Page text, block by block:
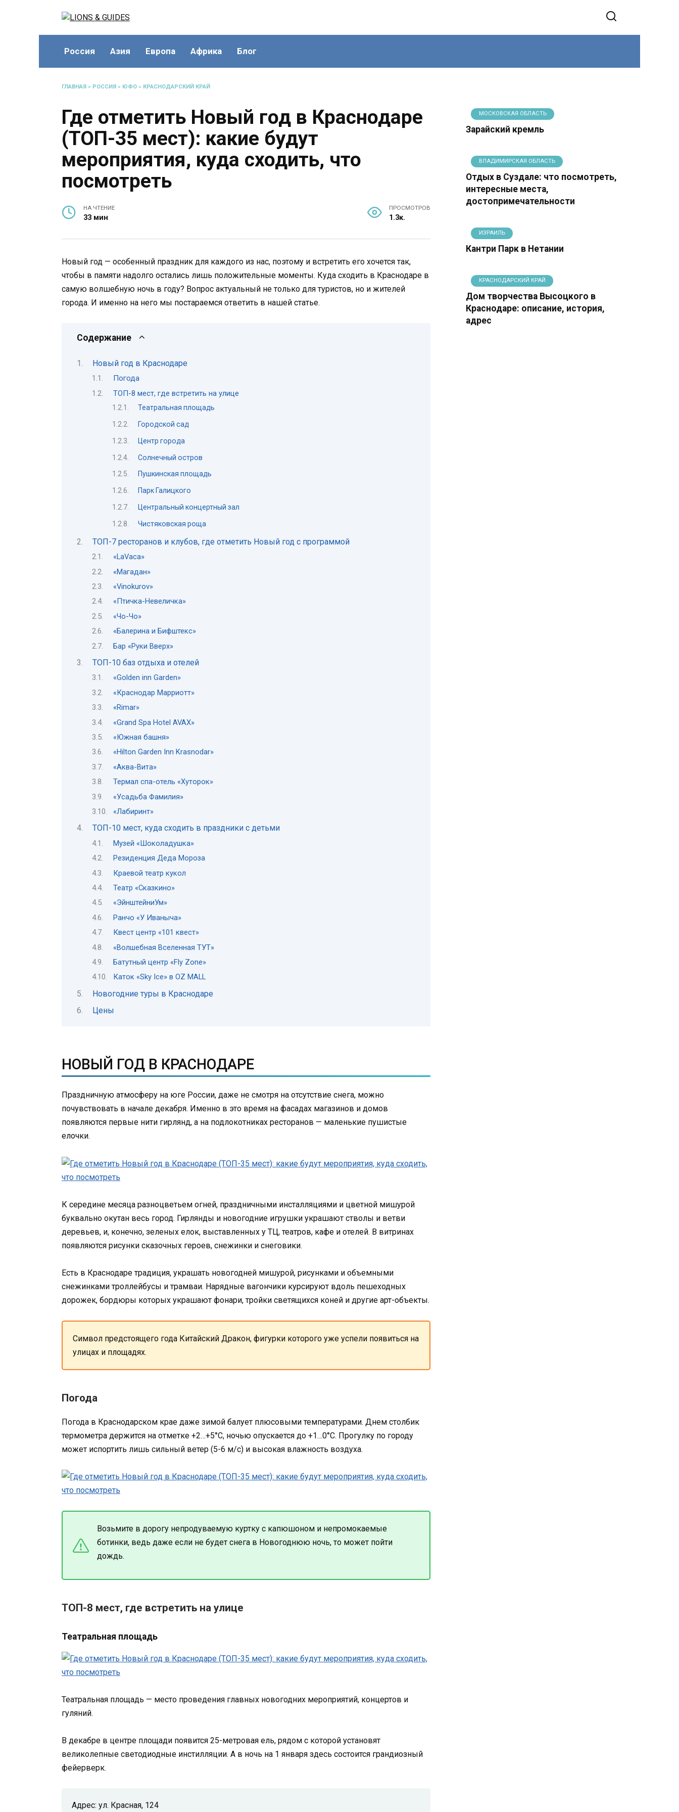
Россия Азия Европа Африка Блог
ГЛАВНАЯ » РОССИЯ » ЮФО » КРАСНОДАРСКИЙ КРАЙ
Где отметить Новый год в Краснодаре
(ТОП-35 мест): какие будут
мероприятия, куда сходить, что
посмотреть
НА ЧТЕНИЕ
33 мин
ПРОСМОТРОВ
1.3к.
Новый год — особенный праздник для каждого из нас, поэтому и встретить его хочется так,
чтобы в памяти надолго остались лишь положительные моменты. Куда сходить в Краснодаре в
самую волшебную ночь в году? Вопрос актуальный не только для туристов, но и жителей
города. И именно на него мы постараемся ответить в нашей статье.
Содержание
Новый год в Краснодаре
Погода
ТОП-8 мест, где встретить на улице
Театральная площадь
Городской сад
Центр города
Солнечный остров
Пушкинская площадь
Парк Галицкого
Центральный концертный зал
Чистяковская роща
ТОП-7 ресторанов и клубов, где отметить Новый год с программой
«LaVaca»
«Магадан»
«Vinokurov»
«Птичка-Невеличка»
«Чо-Чо»
«Балерина и Бифштекс»
Бар «Руки Вверх»
ТОП-10 баз отдыха и отелей
«Golden inn Garden»
«Краснодар Марриотт»
«Rimar»
«Grand Spa Hotel AVAX»
«Южная башня»
«Hilton Garden Inn Krasnodar»
«Аква-Вита»
Термал спа-отель «Хуторок»
«Усадьба Фамилия»
«Лабиринт»
ТОП-10 мест, куда сходить в праздники с детьми
Музей «Шоколадушка»
Резиденция Деда Мороза
Краевой театр кукол
Театр «Сказкино»
«ЭйнштейниУм»
Ранчо «У Иваныча»
Квест центр «101 квест»
«Волшебная Вселенная ТУТ»
Батутный центр «Fly Zone»
Каток «Sky Ice» в OZ MALL
Новогодние туры в Краснодаре
Цены
НОВЫЙ ГОД В КРАСНОДАРЕ
Праздничную атмосферу на юге России, даже не смотря на отсутствие снега, можно
почувствовать в начале декабря. Именно в это время на фасадах магазинов и домов
появляются первые нити гирлянд, а на подлокотниках ресторанов — маленькие пушистые
елочки.
К середине месяца разноцветьем огней, праздничными инсталляциями и цветной мишурой
буквально окутан весь город. Гирлянды и новогодние игрушки украшают стволы и ветви
деревьев, и, конечно, зеленых елок, выставленных у ТЦ, театров, кафе и отелей. В витринах
появляются рисунки сказочных героев, снежинки и снеговики.
Есть в Краснодаре традиция, украшать новогодней мишурой, рисунками и объемными
снежинками троллейбусы и трамваи. Нарядные вагончики курсируют вдоль пешеходных
дорожек, бордюры которых украшают фонари, тройки светящихся коней и другие арт-объекты.
Символ предстоящего года Китайский Дракон, фигурки которого уже успели появиться на
улицах и площадях.
Погода
Погода в Краснодарском крае даже зимой балует плюсовыми температурами. Днем столбик
термометра держится на отметке +2…+5°С, ночью опускается до +1…0°С. Прогулку по городу
может испортить лишь сильный ветер (5-6 м/с) и высокая влажность воздуха.
Возьмите в дорогу непродуваемую куртку с капюшоном и непромокаемые
ботинки, ведь даже если не будет снега в Новогоднюю ночь, то может пойти
дождь.
ТОП-8 мест, где встретить на улице
Театральная площадь
Театральная площадь — место проведения главных новогодних мероприятий, концертов и
гуляний.
В декабре в центре площади появится 25-метровая ель, рядом с которой установят
великолепные светодиодные инстилляции. А в ночь на 1 января здесь состоится грандиозный
фейерверк.
Адрес: ул. Красная, 124
МОСКОВСКАЯ ОБЛАСТЬ
Зарайский кремль
ВЛАДИМИРСКАЯ ОБЛАСТЬ
Отдых в Суздале: что посмотреть,
интересные места,
достопримечательности
ИЗРАИЛЬ
Кантри Парк в Нетании
КРАСНОДАРСКИЙ КРАЙ
Дом творчества Высоцкого в
Краснодаре: описание, история,
адрес